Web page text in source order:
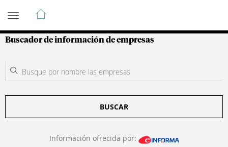
Guía de Empresas Colombianas
Buscador de información de empresas
BUSCAR
Información ofrecida por: